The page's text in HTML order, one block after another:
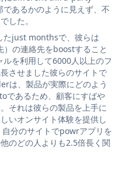
あるかのように見えず、不
した。
たjust monthsで、彼らは
の連絡先をboostすること
を利用して6000人以上のフ
させました彼らのサイトで
は、製品が実際にどのよう
であるため、顧客にすばや
それは彼らの製品を上手に
いオンサイト体験を提供し
分のサイトでpowrアプリを
のどの人よりも2.5倍長く関